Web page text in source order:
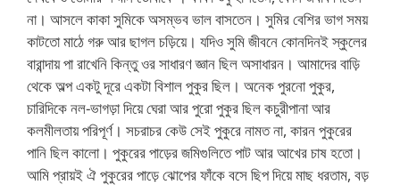
না। আসলে কাকা সুমিকে অসম্ভব ভাল বাসতেন। সুমির বেশির ভাগ সময়
কাটতো মাঠে গরু আর ছাগল চড়িয়ে। যদিও সুমি জীবনে কোনদিনই স্কুলের
বারান্দায় পা রাখেনি কিন্তু ওর সাধারণ জ্ঞান ছিল অসাধারন। আমাদের বাড়ি
থেকে অল্প একটু দূরে একটা বিশাল পুকুর ছিল। অনেক পুরনো পুকুর,
চারিদিকে নল-ভাগড়া দিয়ে ঘেরা আর পুরো পুকুর ছিল কচুরীপানা আর
কলমীলতায় পরিপূর্ণ। সচরাচর কেউ সেই পুকুরে নামত না, কারন পুকুরের
পানি ছিল কালো। পুকুরের পাড়ের জমিগুলিতে পাট আর আখের চাষ হতো।
আমি প্রায়ই ঐ পুকুরের পাড়ে ঝোপের ফাঁকে বসে ছিপ দিয়ে মাছ ধরতাম, বড়